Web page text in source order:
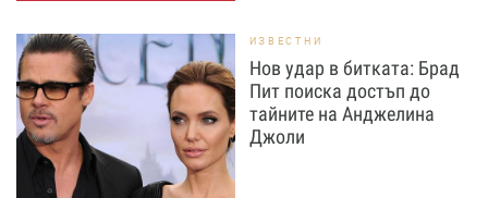
ИЗВЕСТНИ
Нов удар в битката: Брад
Пит поиска достъп до
тайните на Анджелина
Джоли